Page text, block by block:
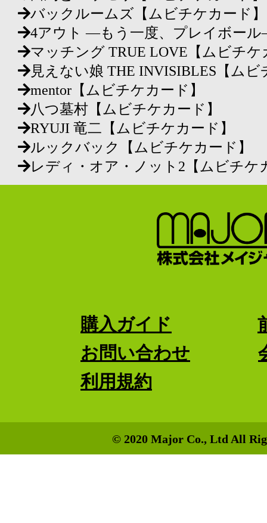
バックルームズ【ムビチケカード】
4アウト ―もう一度、プレイボー
マッチング TRUE LOVE【ムビチケ
見えない娘 THE INVISIBLES【ム
mentor【ムビチケカード】
八つ墓村【ムビチケカード】
RYUJI 竜二【ムビチケカード】
ルックバック【ムビチケカード】
レディ・オア・ノット2【ムビチケ
購入ガイド
お問い合わせ
利用規約
© 2020 Major Co., Ltd All